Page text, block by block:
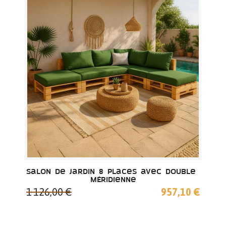
Salon de jardin 8 places avec double
méridienne
1 126,00 € 957,10 €